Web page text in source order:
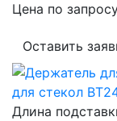
Цена по
Оставить
для стекол
Длина